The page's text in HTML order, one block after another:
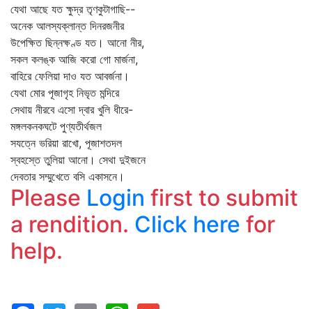
যেথা আছে যত ক্ষুদ্র তৃণকুটাগাছি--
অনেক আলস্যক্লান্ত দিনরজনীর
উপেক্ষিত ছিন্নক্ষণ্ড যত। আনো নীর,
সকল কলঙ্ক আজি করো গো মার্জনা,
বাহিরে ফেলিয়া দাও যত আবর্জনা।
যেথা মোর পূজাগৃহ নিভৃত মন্দিরে
সেথায় নীরবে এসো দ্বার খুলি ধীরে-
মঙ্গলকনকঘটে পুণ্যতীর্থজল
সযত্নে ভরিয়া রাখো, পূজাশতদল
স্বহস্তে তুলিয়া আনো। সেথা দুইজনে
দেবতার সম্মুখেতে বসি একাসনে।
Please Login first to submit
a rendition. Click here for
help.